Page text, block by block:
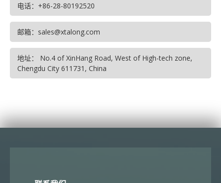
电话：+86-28-80192520
邮箱：sales@xtalong.com
地址： No.4 of XinHang Road, West of High-tech zone,
Chengdu City 611731, China